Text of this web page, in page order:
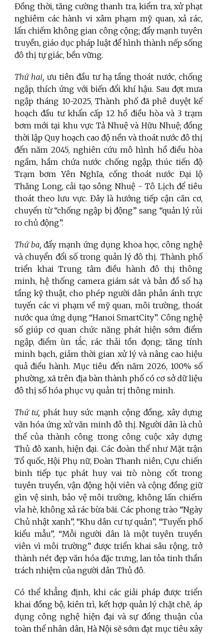
Đồng thời, tăng cường thanh tra, kiểm tra, xử phạt
nghiêm các hành vi xâm phạm mỹ quan, xả rác,
lấn chiếm không gian công cộng; đẩy mạnh tuyên
truyền, giáo dục pháp luật để hình thành nếp sống
đô thị tự giác, bền vững.
Thứ hai, ưu tiên đầu tư hạ tầng thoát nước, chống
ngập, thích ứng với biến đổi khí hậu. Sau đợt mưa
ngập tháng 10-2025, Thành phố đã phê duyệt kế
hoạch đầu tư khẩn cấp 12 hồ điều hòa và 3 trạm
bơm mới tại khu vực Tả Nhuệ và Hữu Nhuệ; đồng
thời lập Quy hoạch cao độ nền và thoát nước đô thị
đến năm 2045, nghiên cứu mô hình hồ điều hòa
ngầm, hầm chứa nước chống ngập, thúc tiến độ
Trạm bơm Yên Nghĩa, cống thoát nước Đại lộ
Thăng Long, cải tạo sông Nhuệ - Tô Lịch để tiêu
thoát theo lưu vực. Đây là hướng tiếp cận căn cơ,
chuyển từ “chống ngập bị động” sang “quản lý rủi
ro chủ động”.
Thứ ba, đẩy mạnh ứng dụng khoa học, công nghệ
và chuyển đổi số trong quản lý đô thị. Thành phố
triển khai Trung tâm điều hành đô thị thông
minh, hệ thống camera giám sát và bản đồ số hạ
tầng kỹ thuật, cho phép người dân phản ánh trực
tuyến các vi phạm về mỹ quan, môi trường, thoát
nước qua ứng dụng “Hanoi SmartCity”. Công nghệ
số giúp cơ quan chức năng phát hiện sớm điểm
ngập, điểm ùn tắc, rác thải tồn đọng; tăng tính
minh bạch, giảm thời gian xử lý và nâng cao hiệu
quả điều hành. Mục tiêu đến năm 2026, 100% số
phường, xã trên địa bàn thành phố có cơ sở dữ liệu
đô thị số hóa phục vụ quản trị thông minh.
Thứ tư, phát huy sức mạnh cộng đồng, xây dựng
văn hóa ứng xử văn minh đô thị. Người dân là chủ
thể của thành công trong công cuộc xây dựng
Thủ đô xanh, hiện đại. Các đoàn thể như Mặt trận
Tổ quốc, Hội Phụ nữ, Đoàn Thanh niên, Cựu chiến
binh tiếp tục phát huy vai trò nòng cốt trong
tuyên truyền, vận động hội viên và cộng đồng giữ
gìn vệ sinh, bảo vệ môi trường, không lấn chiếm
vỉa hè, không xả rác bừa bãi. Các phong trào “Ngày
Chủ nhật xanh”, “Khu dân cư tự quản”, “Tuyến phố
kiểu mẫu”, “Mỗi người dân là một tuyên truyền
viên vì môi trường” được triển khai sâu rộng, trở
thành nét đẹp văn hóa đặc trưng, lan tỏa tinh thần
trách nhiệm của người dân Thủ đô.
Có thể khẳng định, khi các giải pháp được triển
khai đồng bộ, kiên trì, kết hợp quản lý chặt chẽ, áp
dụng công nghệ hiện đại và sự đồng thuận của
toàn thể nhân dân, Hà Nội sẽ sớm đạt mục tiêu xây